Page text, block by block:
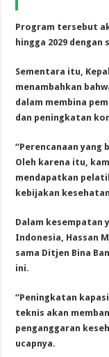
Program tersebut
hingga 2029
Sementara itu,
menambahkan
dalam membina
dan peningkatan
“Perencanaan yang
Oleh karena itu,
mendapatkan
kebijakan
Dalam kesempatan
Indonesia, Hassan
sama Ditjen Bina
ini.
“Peningkatan
teknis akan
penganggaran
ucapnya.